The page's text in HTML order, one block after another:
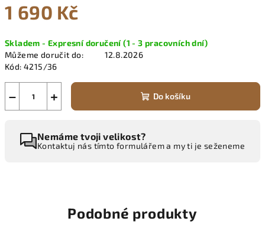
1 690 Kč
cena:
Skladem - Expresní doručení (1 - 3 pracovních dní)
Můžeme doručit do:
12.8.2026
Kód: 4215/36
+
− Do košíku
Nemáme tvoji velikost?
Kontaktuj nás tímto formulářem a my ti je seženeme
Podobné produkty